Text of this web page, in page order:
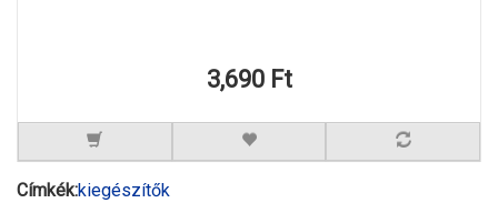
3,690 Ft
Címkék:kiegészítők